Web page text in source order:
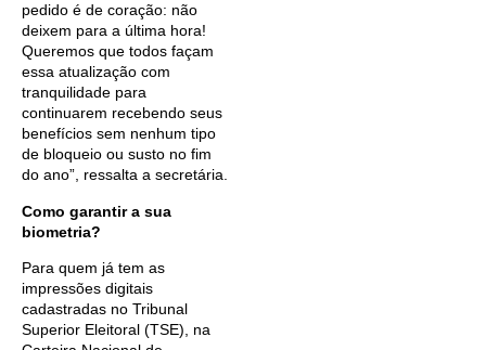
pedido é de coração: não
deixem para a última hora!
Queremos que todos façam
essa atualização com
tranquilidade para
continuarem recebendo seus
benefícios sem nenhum tipo
de bloqueio ou susto no fim
do ano”, ressalta a secretária.
Como garantir a sua
biometria?
Para quem já tem as
impressões digitais
cadastradas no Tribunal
Superior Eleitoral (TSE), na